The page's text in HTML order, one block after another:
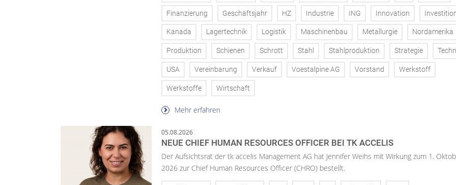
Finanzierung Geschäftsjahr HZ Industrie ING Innovation
Kanada Lagertechnik Logistik Maschinenbau Metallurgie Nordamerika
Produktion Schienen Schrott Stahl Stahlproduktion Strategie
USA Vereinbarung Verkauf Voestalpine AG Vorstand Werkstoff
Werkstoffe Wirtschaft
Mehr erfahren
05.08.2026
NEUE CHIEF HUMAN RESOURCES OFFICER BEI TK ACCELIS
Der Aufsichtsrat der tk accelis Management AG hat Jennifer Weihs mit Wirkung zum 1.
2026 zur Chief Human Resources Officer (CHRO) bestellt.